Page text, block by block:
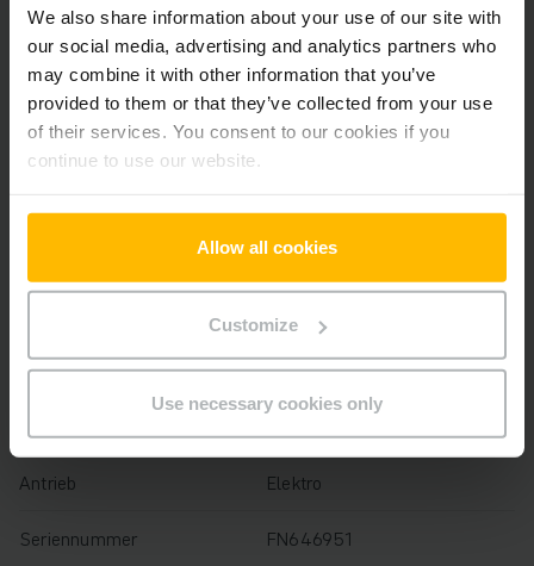
We also share information about your use of our site with
our social media, advertising and analytics partners who
may combine it with other information that you’ve
provided to them or that they’ve collected from your use
of their services. You consent to our cookies if you
continue to use our website.
Allow all cookies
Customize
Use necessary cookies only
Batterie Aufarbeitungsjahr 2026
Baujahr 2021
Hubhöhe 6000 mm
1259 h
2592 mm
Gabellänge 1200 mm
Antrieb Elektro
Seriennummer FN646951